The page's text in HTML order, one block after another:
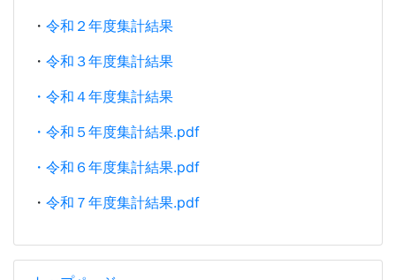
・ 令和２年度集計結果
・ 令和３年度集計結果
・令和４年度集計結果
・令和５年度集計結果.pdf
・令和６年度集計結果.pdf
・ 令和７年度集計結果.pdf